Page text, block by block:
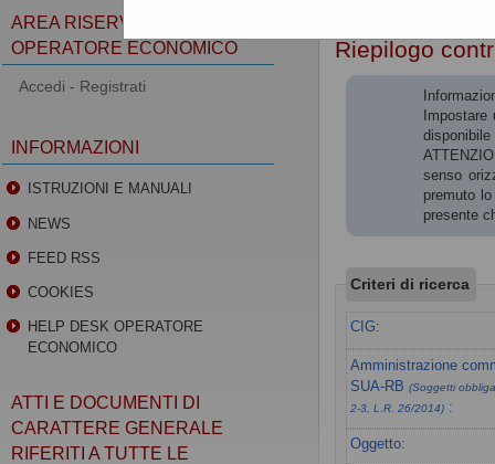
Riepilogo
senso
premuto
presente
Criteri di ricerca
CIG:
Amministrazione
SUA-RB(Soggetti
2-3, L.R. 26/2014) :
Oggetto:
AREA RISERVATA
OPERATORE ECONOMICO
Accedi - Registrati
INFORMAZIONI
ISTRUZIONI E MANUALI
NEWS
FEED RSS
COOKIES
HELP DESK OPERATORE
ECONOMICO
ATTI E DOCUMENTI DI
CARATTERE GENERALE
RIFERITI A TUTTE LE